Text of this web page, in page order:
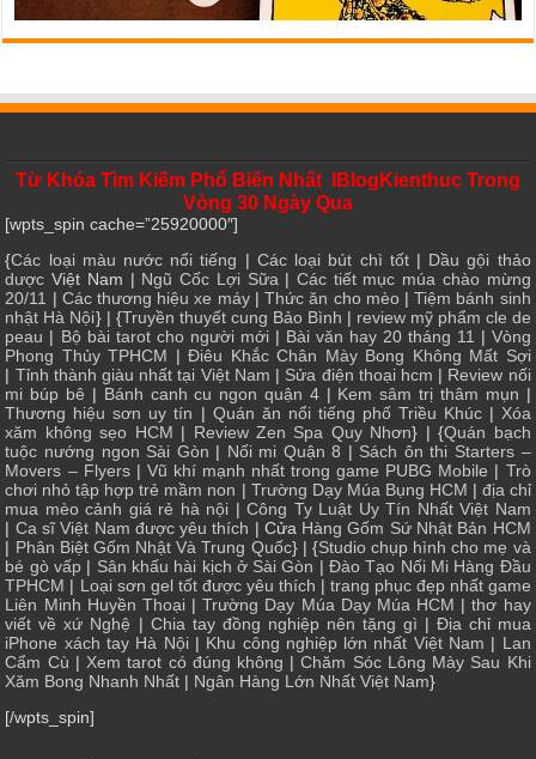
Từ Khóa Tìm Kiếm Phổ Biến Nhất IBlogKienthuc Trong
Vòng 30 Ngày Qua
[wpts_spin cache=”25920000″]
{Các loại màu nước nổi tiếng | Các loại bút chì tốt| Dầu gội thảo
dược Việt Nam | Ngũ Cốc Lợi Sữa | Các tiết mục múa chào mừng
20/11 | Các thương hiệu xe máy|Thức ăn cho mèo|Tiệm bánh sinh
nhật Hà Nội} | {Truyền thuyết cung Bảo Bình | review mỹ phẩm cle de
peau | Bộ bài tarot cho người mới| Bài văn hay 20 tháng 11 | Vòng
Phong Thủy TPHCM |Điêu Khắc Chân Mày Bong Không Mất Sợi
| Tỉnh thành giàu nhất tại Việt Nam | Sửa điện thoại hcm | Review nối
mi búp bê | Bánh canh cu ngon quận 4| Kem sâm trị thâm mụn |
Thương hiệu sơn uy tín | Quán ăn nổi tiếng phố Triều Khúc| Xóa
xăm không sẹo HCM | Review Zen Spa Quy Nhơn} | {Quán bạch
tuộc nướng ngon Sài Gòn | Nối mi Quận 8 | Sách ôn thi Starters –
Movers – Flyers| Vũ khí mạnh nhất trong game PUBG Mobile | Trò
chơi nhỏ tập hợp trẻ mầm non | Trường Dạy Múa Bụng HCM | địa chỉ
mua mèo cảnh giá rẻ hà nội |Công Ty Luật Uy Tín Nhất Việt Nam
| Ca sĩ Việt Nam được yêu thích | Cửa Hàng Gốm Sứ Nhật Bản HCM
| Phân Biệt Gốm Nhật Và Trung Quốc} | {Studio chụp hình cho mẹ và
bé gò vấp | Sân khấu hài kịch ở Sài Gòn |Đào Tạo Nối Mi Hàng Đầu
TPHCM | Loại sơn gel tốt được yêu thích | trang phục đẹp nhất game
Liên Minh Huyền Thoại|Trường Dạy Múa Dạy Múa HCM |thơ hay
viết về xứ Nghệ | Chia tay đồng nghiệp nên tặng gì | Địa chỉ mua
iPhone xách tay Hà Nội| Khu công nghiệp lớn nhất Việt Nam | Lan
Cẩm Cù | Xem tarot có đúng không |Chăm Sóc Lông Mày Sau Khi
Xăm Bong Nhanh Nhất | Ngân Hàng Lớn Nhất Việt Nam}
[/wpts_spin]